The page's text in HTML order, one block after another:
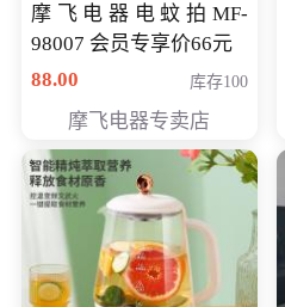
摩飞电器电蚊拍MF-
98007 会员专享价66元
88.00
库存100
摩飞电器专卖店